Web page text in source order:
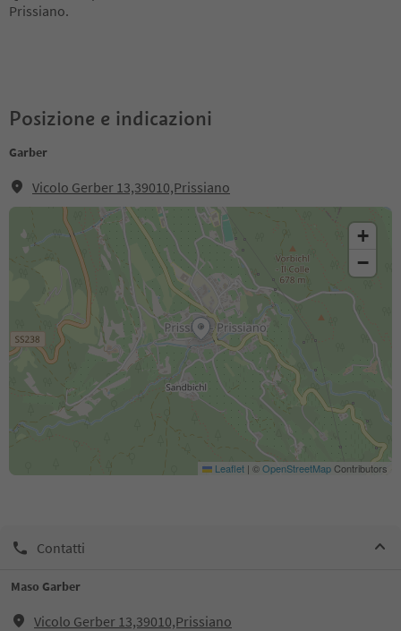
Prissiano.
Posizione e indicazioni
Garber
Vicolo Gerber 13,39010,Prissiano
+
−
Leaflet | ©OpenStreetMapContributors
Contatti
Maso Garber
Vicolo Gerber 13,39010,Prissiano